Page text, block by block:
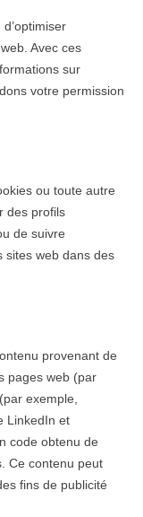
Avec ces
sur
votre permission
ou toute autre
des profils
de suivre
sites web dans des
provenant de
pages web (par
exemple,
LinkedIn et
code obtenu de
Ce contenu peut
fins de publicité